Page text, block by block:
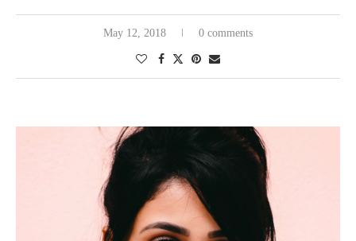
May 12, 2018 0 comments